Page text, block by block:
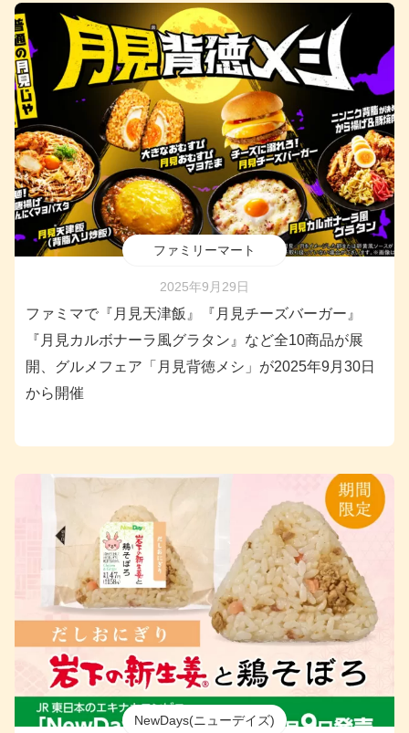
ファミリーマート
2025年9月29日
ファミマで『月見天津飯』『月見チーズバーガー』
『月見カルボナーラ風グラタン』など全10商品が展
開、グルメフェア「月見背徳メシ」が2025年9月30日
から開催
NewDays(ニューデイズ)